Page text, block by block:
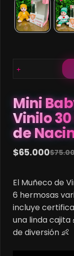
de
Vinilo
30
cm
Certificado
Nacimiento
cantidad
Mini
Vinilo
de
$
was:
$65.000
is:
El Muñeco de
6 hermosas
incluye
una linda cajita
de diversión 👶